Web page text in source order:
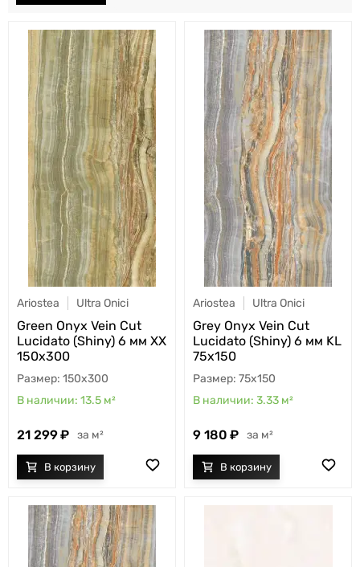
Ariostea Ultra Onici
Green Onyx Vein Cut
Lucidato (Shiny) 6 мм XX
150x300
150x300
13.5 м²
21 299 м²
Ariostea Ultra Onici
Grey Onyx Vein Cut
Lucidato (Shiny) 6 мм KL
75x150
75x150
3.33 м²
9 180 м²